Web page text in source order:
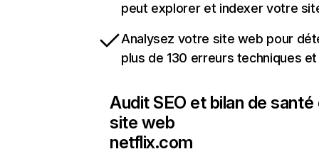
peut explorer et indexer votre
Analysez votre site web pour
plus de 130 erreurs techniques et
Audit SEO et bilan de santé
site web
netflix.com